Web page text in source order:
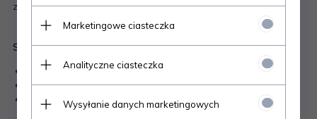
za pomocą gwoździa.
Specyfikacja techniczna:
uchwyt plastikowy z gwoździem
max średnica kabla - fi=5 [mm]
kolor - biały
Marketingowe ciasteczka
Analityczne ciasteczka
Wysyłanie danych marketingowych